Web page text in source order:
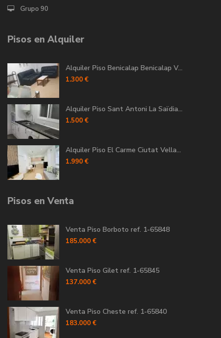
Grupo 90
Pisos en Alquiler
Alquiler Piso Benicalap Benicalap V...
1.300 €
Alquiler Piso Sant Antoni La Saïdia...
1.500 €
Alquiler Piso El Carme Ciutat Vella...
1.990 €
Pisos en Venta
Venta Piso Borboto ref. 1-65848
185.000 €
Venta Piso Gilet ref. 1-65845
137.000 €
Venta Piso Cheste ref. 1-65840
183.000 €